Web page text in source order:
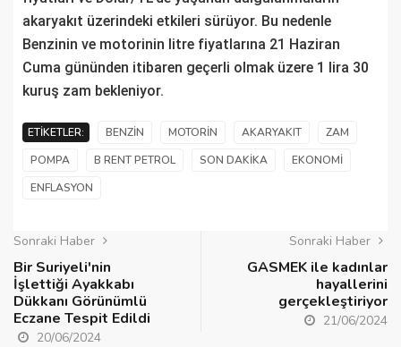
akaryakıt üzerindeki etkileri sürüyor. Bu nedenle
Benzinin ve motorinin litre fiyatlarına 21 Haziran
Cuma gününden itibaren geçerli olmak üzere 1 lira 30
kuruş zam bekleniyor.
ETIKETLER: BENZIN MOTORIN AKARYAKIT
ZAM
POMPA
B RENT PETROL SON DAKIKA
EKONOMI
ENFLASYON
Sonraki Haber
Bir Suriyeli'nin
İşlettiği Ayakkabı
Dükkanı Görünümlü
Eczane Tespit Edildi
20/06/2024
Sonraki Haber
GASMEK ile kadınlar
hayallerini
gerçekleştiriyor
21/06/2024